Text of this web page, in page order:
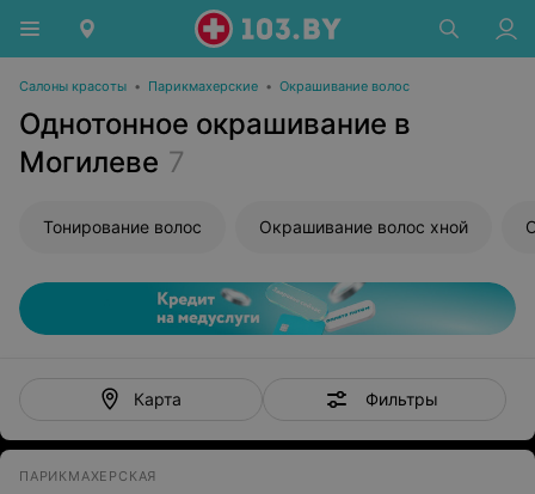
Салоны красоты • Парикмахерские • Окрашивание волос
Однотонное окрашивание в
Могилеве 7
Тонирование волос Окрашивание волос хной
Карта Фильтры
ПАРИКМАХЕРСКАЯ